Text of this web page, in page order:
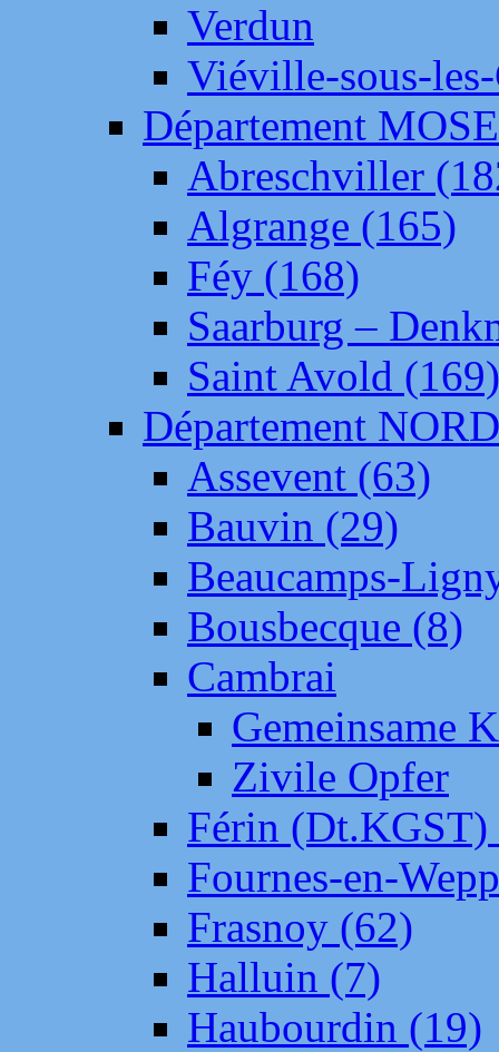
Verdun
Viéville-sous-
Département
Abreschviller
Algrange (165)
Féy (168)
Saarburg –
Saint Avold (169)
Département NORD
Assevent (63)
Bauvin (29)
Beaucamps-
Bousbecque (8)
Cambrai
Gemeinsame
Zivile Opfer
Férin (Dt.KGST)
Fournes-en-
Frasnoy (62)
Halluin (7)
Haubourdin (19)